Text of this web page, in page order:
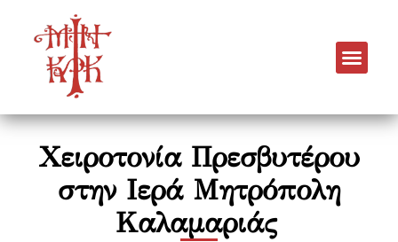
Χειροτονία Πρεσβυτέρου
στην Ιερά Μητρόπολη
Καλαμαριάς